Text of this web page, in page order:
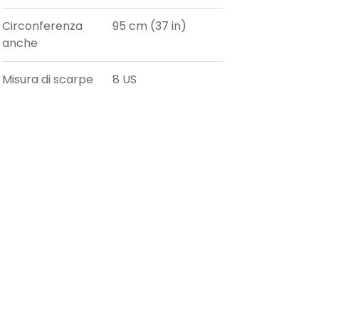
Circonferenza
anche
95 cm (37 in)
Misura di scarpe 8 US